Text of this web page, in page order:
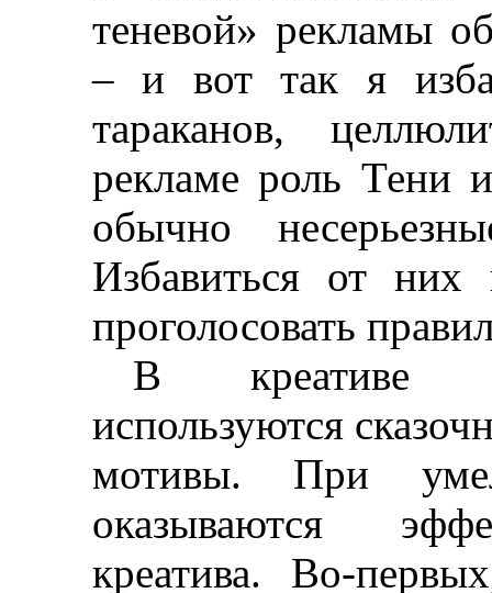
теневой» рекламы
–и вот так я
тараканов,
рекламе роль Тени
обычно
Избавиться от
проголосовать
В креативе
используются
мотивы. При
оказываются
креатива. Во-